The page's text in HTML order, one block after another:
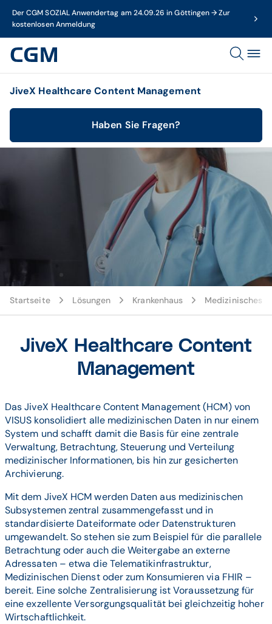
Der CGM SOZIAL Anwendertag am 24.09.26 in Göttingen → Zur
kostenlosen Anmeldung
JiveX Healthcare Content Management
Haben Sie Fragen?
Startseite Lösungen Krankenhaus Medizinisches
JiveX Healthcare Content
Management
Das JiveX Healthcare Content Management (HCM) von
VISUS konsolidiert alle medizinischen Daten in nur einem
System und schafft damit die Basis für eine zentrale
Verwaltung, Betrachtung, Steuerung und Verteilung
medizinischer Informationen, bis hin zur gesicherten
Archivierung.
Mit dem JiveX HCM werden Daten aus medizinischen
Subsystemen zentral zusammengefasst und in
standardisierte Dateiformate oder Datenstrukturen
umgewandelt. So stehen sie zum Beispiel für die parallele
Betrachtung oder auch die Weitergabe an externe
Adressaten – etwa die Telematikinfrastruktur,
Medizinischen Dienst oder zum Konsumieren via FHIR –
bereit. Eine solche Zentralisierung ist Voraussetzung für
eine exzellente Versorgungsqualität bei gleichzeitig hoher
Wirtschaftlichkeit.